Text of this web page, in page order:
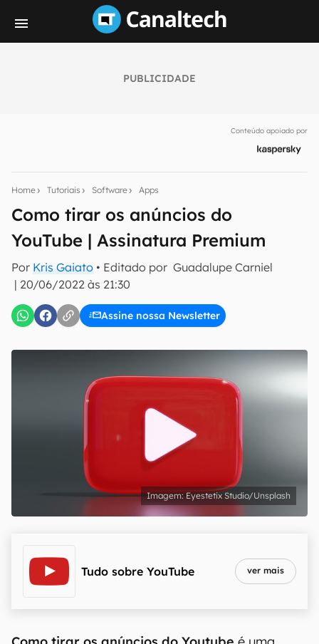
PUBLICIDADE
Conteúdo apoiado por
Home Tutoriais Software Apps
Como tirar os anúncios do
YouTube | Assinatura Premium
Por Kris Gaiato • Editado por Guadalupe Carniel
| 20/06/2022 às 21:30
Assine nossa Newsletter
notícias e reviews sobre tecnologia em primeira
inscreva-se
Confirmo que li, aceito e concordo com os
Eyestetix Studio/Unsplash
Tudo sobre YouTube ver mais